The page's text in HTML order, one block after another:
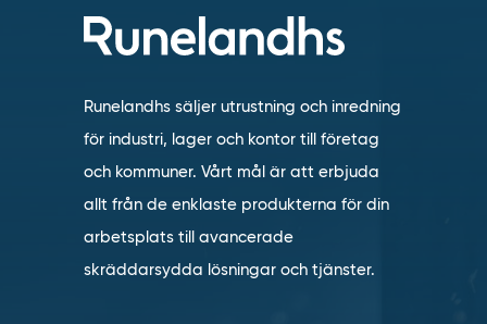
Runelandhs säljer utrustning och inredning
för industri, lager och kontor till företag
och kommuner. Vårt mål är att erbjuda
allt från de enklaste produkterna för din
arbetsplats till avancerade
skräddarsydda lösningar och tjänster.